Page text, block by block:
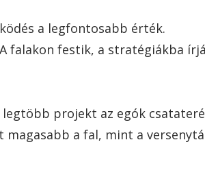
a legfontosabb érték.
falakon festik, a stratégiákba
projekt az egók
a fal, mint a